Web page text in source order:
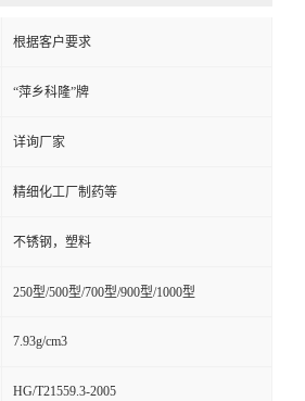
根据客户要求
“萍乡科隆”牌
详询厂家
精细化工厂制药等
不锈钢，塑料
250型/500型/700型/900型/1000型
7.93g/cm3
HG/T21559.3-2005